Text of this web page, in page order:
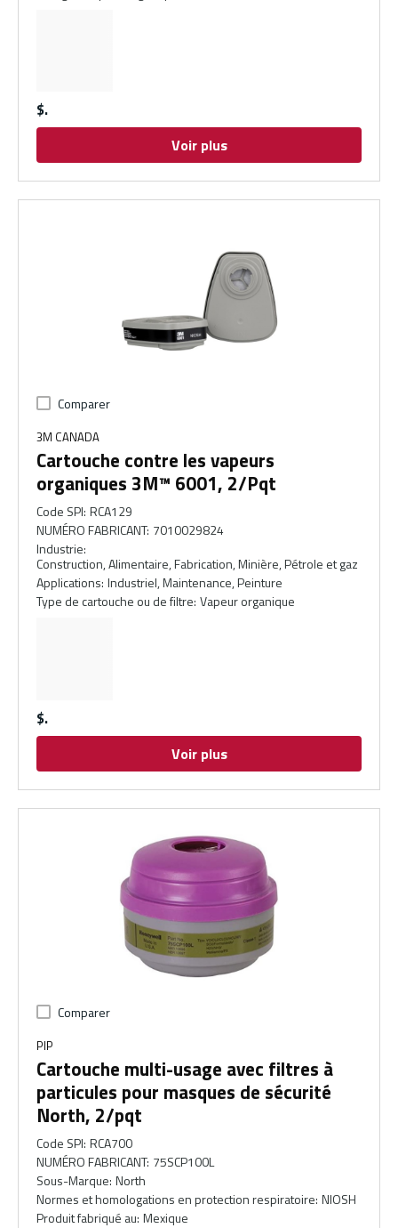
$
Voir plus
Comparer
3M CANADA
Cartouche contre les vapeurs
organiques 3M™ 6001, 2/Pqt
Code SPI: RCA129
NUMÉRO FABRICANT: 7010029824
Industrie:
Construction, Alimentaire, Fabrication, Minière, Pétrole et gaz
Applications: Industriel, Maintenance, Peinture
Type de cartouche ou de filtre: Vapeur organique
$
Voir plus
Comparer
PIP
Cartouche multi-usage avec filtres à
particules pour masques de sécurité
North, 2/pqt
Code SPI: RCA700
NUMÉRO FABRICANT: 75SCP100L
Sous-Marque: North
Normes et homologations en protection respiratoire: NIOSH
Produit fabriqué au: Mexique